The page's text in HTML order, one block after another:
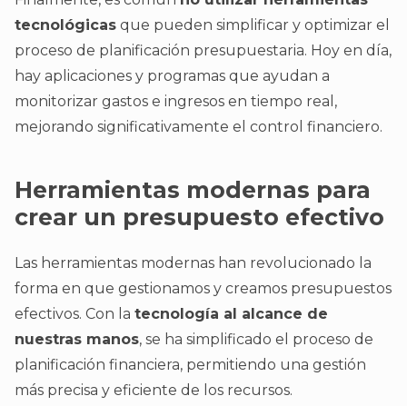
tecnológicas que pueden simplificar y optimizar el
proceso de planificación presupuestaria. Hoy en día,
hay aplicaciones y programas que ayudan a
monitorizar gastos e ingresos en tiempo real,
mejorando significativamente el control financiero.
Herramientas modernas para
crear un presupuesto efectivo
Las herramientas modernas han revolucionado la
forma en que gestionamos y creamos presupuestos
efectivos. Con la tecnología al alcance de
nuestras manos, se ha simplificado el proceso de
planificación financiera, permitiendo una gestión
más precisa y eficiente de los recursos.